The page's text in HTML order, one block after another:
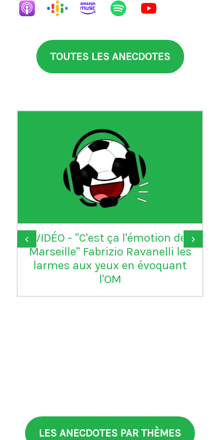
TOUTES LES ANECDOTES
VIDÉO - "C'est ça l'émotion de
Marseille" Fabrizio Ravanelli les
larmes aux yeux en évoquant
l'OM
‹ ›
LES ANECDOTES PAR THÈMES